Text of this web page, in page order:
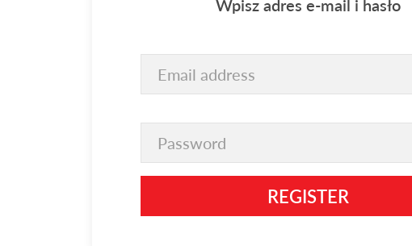
Wpisz adres e-mail i hasło
REGISTER